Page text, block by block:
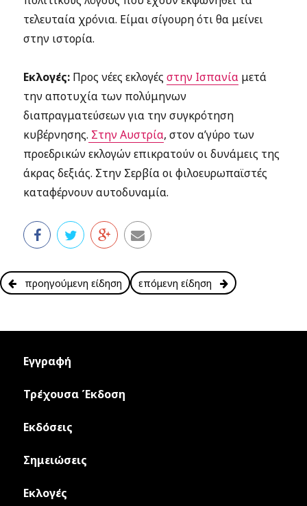
τελευταία χρόνια. Είμαι σίγουρη ότι θα μείνει
στην ιστορία.
Εκλογές: Προς νέες εκλογέςστην Ισπανία μετά
την αποτυχία των πολύμηνων
διαπραγματεύσεων για την συγκρότηση
κυβέρνησης. Στην Αυστρία, στον α’γύρο των
προεδρικών εκλογών επικρατούν οι δυνάμεις της
άκρας δεξιάς. Στην Σερβία οι φιλοευρωπαϊστές
καταφέρνουν αυτοδυναμία.
προηγούμενη είδηση επόμενη είδηση
Εγγραφή
Τρέχουσα Έκδοση
Εκδόσεις
Σημειώσεις
Εκλογές